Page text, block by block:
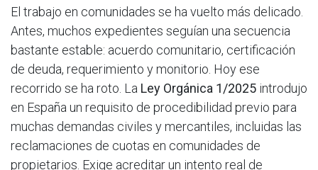
El trabajo en comunidades se ha vuelto más delicado.
Antes, muchos expedientes seguían una secuencia
bastante estable: acuerdo comunitario, certificación
de deuda, requerimiento y monitorio. Hoy ese
recorrido se ha roto. La Ley Orgánica 1/2025 introdujo
en España un requisito de procedibilidad previo para
muchas demandas civiles y mercantiles, incluidas las
reclamaciones de cuotas en comunidades de
propietarios. Exige acreditar un intento real de